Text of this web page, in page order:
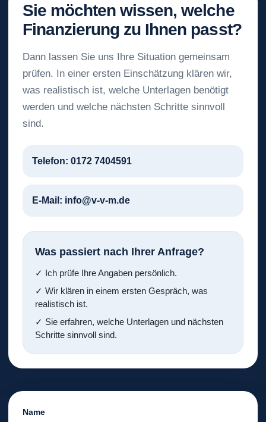
Sie möchten wissen, welche
Finanzierung zu Ihnen passt?
Dann lassen Sie uns Ihre Situation gemeinsam
prüfen. In einer ersten Einschätzung klären wir,
was realistisch ist, welche Unterlagen benötigt
werden und welche nächsten Schritte sinnvoll
sind.
Telefon: 0172 7404591
E-Mail: info@v-v-m.de
Was passiert nach Ihrer Anfrage?
✓ Ich prüfe Ihre Angaben persönlich.
✓ Wir klären in einem ersten Gespräch, was
realistisch ist.
✓ Sie erfahren, welche Unterlagen und nächsten
Schritte sinnvoll sind.
Name